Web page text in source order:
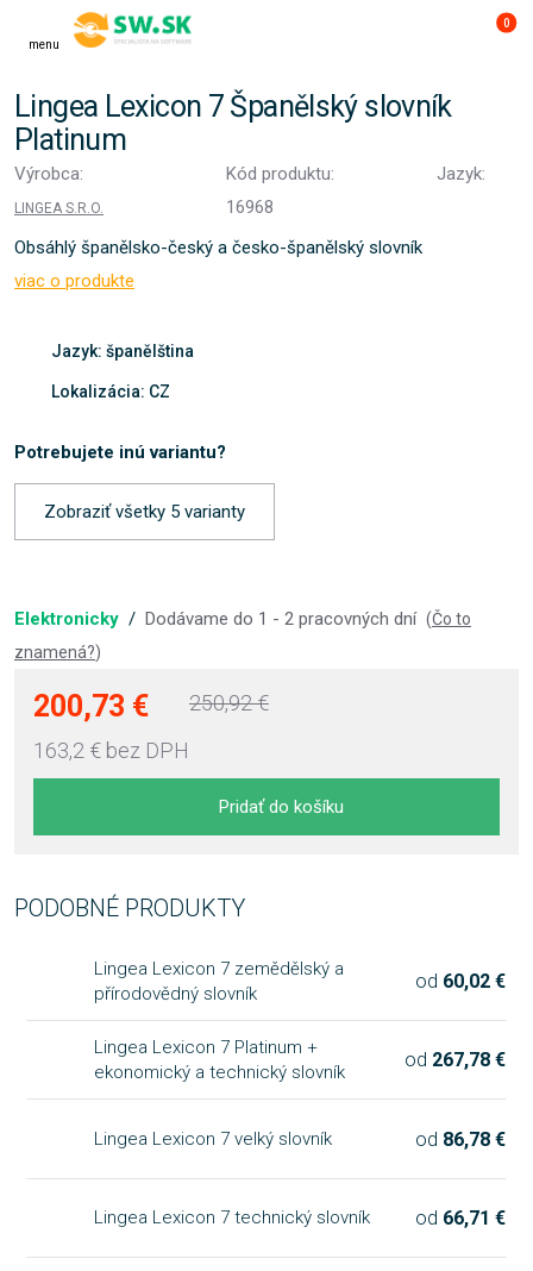
menu
0
Lingea Lexicon 7 Španělský slovník
Platinum
Výrobca:
LINGEA S.R.O.
Kód produktu:
16968
Jazyk:
Obsáhlý španělsko-český a česko-španělský slovník
viac o produkte
Jazyk: španělština
Lokalizácia: CZ
Potrebujete inú variantu?
Zobraziť všetky 5 varianty
Elektronicky / Dodávame do 1 - 2 pracovných dní (Čo to
znamená?)
200,73 €
163,2 € bez DPH
250,92 €
Pridať do košíku
PODOBNÉ PRODUKTY
Lingea Lexicon 7 zemědělský a
přírodovědný slovník
od 60,02 €
Lingea Lexicon 7 Platinum +
ekonomický a technický slovník
od 267,78 €
Lingea Lexicon 7 velký slovník od 86,78 €
Lingea Lexicon 7 technický slovník od 66,71 €